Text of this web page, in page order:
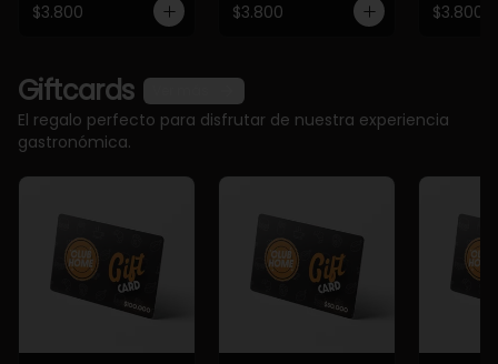
$3.800 $3.800 $3.800
Giftcards
El regalo perfecto para disfrutar de nuestra experiencia
gastronómica.